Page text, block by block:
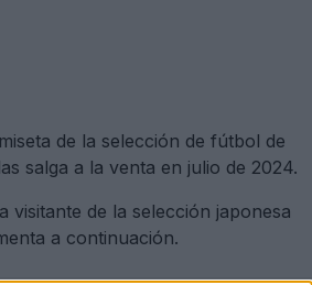
de la selección de fútbol de
salga a la venta en julio de 2024.
visitante de la selección japonesa
a continuación.